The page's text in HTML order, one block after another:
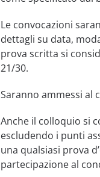
Le convocazioni
dettagli su data,
prova scritta si
21/30.
Saranno ammessi al
Anche il colloquio si
escludendo i punti
una qualsiasi prova
partecipazione al